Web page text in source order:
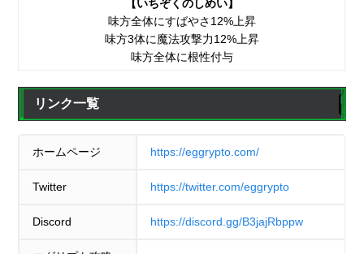
【いちぞくのしめい】
味方全体にすばやさ12%上昇
味方3体に魔法攻撃力12%上昇
味方全体に根性付与
リンク一覧
ホームページ https://eggrypto.com/
Twitter https://twitter.com/eggrypto
Discord https://discord.gg/B3jajRbppw